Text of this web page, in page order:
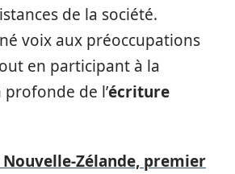
de la société.
voix aux préoccupations
en participant à la
de l’écriture
Nouvelle-Zélande, premier